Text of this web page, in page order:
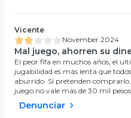
Vicente
November 2024
Mal juego, ahorren su
El peor fifa en muchos años, el
jugabilidad es más lenta que
aburrido. Si pretenden
juego no vale más de 30 mil
Denunciar